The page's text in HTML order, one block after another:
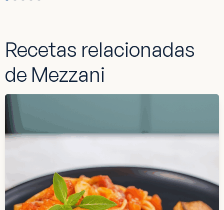
Recetas relacionadas
de Mezzani